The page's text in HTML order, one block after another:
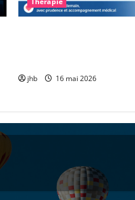
jhb 16 mai 2026